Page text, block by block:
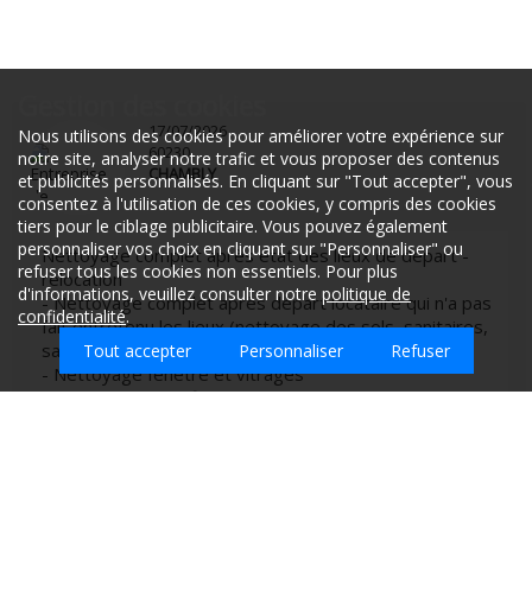
Nous utilisons des cookies pour améliorer votre expérience sur
notre site, analyser notre trafic et vous proposer des contenus
et publicités personnalisés. En cliquant sur "Tout accepter", vous
consentez à l'utilisation de ces cookies, y compris des cookies
tiers pour le ciblage publicitaire. Vous pouvez également
personnaliser vos choix en cliquant sur "Personnaliser" ou
refuser tous les cookies non essentiels. Pour plus
d'informations, veuillez consulter notre politique de
confidentialité.
Tout accepter
Personnaliser Refuser
17/07/2026
60230
CHAMBLY
Nettoyage complet après état des lieux de départ -
relocation
- Nettoyage complet après départ locataire qui n'a pas
fait entretenu les lieux (nettoyage des sols, sanitaires,
salle de bain, poussières, cuisine complète)
- Nettoyage fenêtre et vitrages
- Nettoyage spécifique : moisissure et asticots dans le